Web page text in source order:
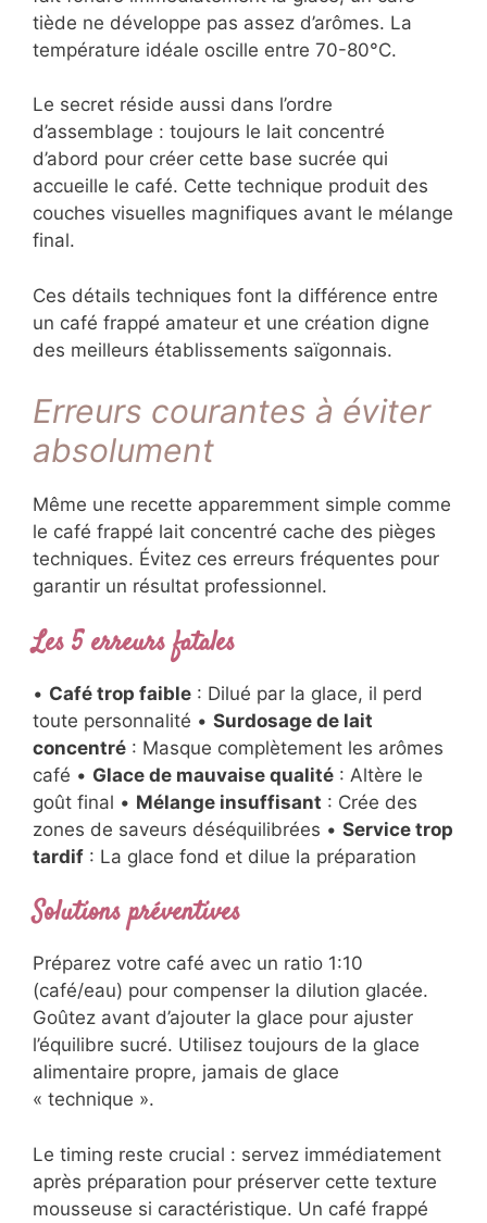
tiède ne développe pas assez d’arômes. La
température idéale oscille entre 70-80°C.
Le secret réside aussi dans l’ordre
d’assemblage : toujours le lait concentré
d’abord pour créer cette base sucrée qui
accueille le café. Cette technique produit des
couches visuelles magnifiques avant le mélange
final.
Ces détails techniques font la différence entre
un café frappé amateur et une création digne
des meilleurs établissements saïgonnais.
Erreurs courantes à éviter
absolument
Même une recette apparemment simple comme
le café frappé lait concentré cache des pièges
techniques. Évitez ces erreurs fréquentes pour
garantir un résultat professionnel.
Les 5 erreurs fatales
• Café trop faible : Dilué par la glace, il perd
toute personnalité • Surdosage de lait
concentré : Masque complètement les arômes
café • Glace de mauvaise qualité : Altère le
goût final • Mélange insuffisant : Crée des
zones de saveurs déséquilibrées • Service trop
tardif : La glace fond et dilue la préparation
Solutions préventives
Préparez votre café avec un ratio 1:10
(café/eau) pour compenser la dilution glacée.
Goûtez avant d’ajouter la glace pour ajuster
l’équilibre sucré. Utilisez toujours de la glace
alimentaire propre, jamais de glace
« technique ».
Le timing reste crucial : servez immédiatement
après préparation pour préserver cette texture
mousseuse si caractéristique. Un café frappé